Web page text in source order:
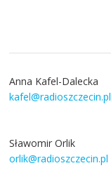
Anna Kafel-Dalecka
kafel@radioszczecin.pl
Sławomir Orlik
orlik@radioszczecin.pl